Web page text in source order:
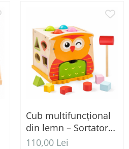
Cub multifuncțional
din lemn – Sortator
forme, joc cu
110,00 Lei